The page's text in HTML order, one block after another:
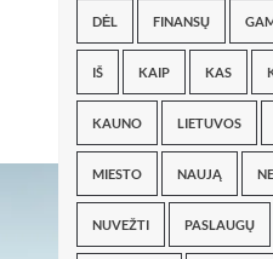
DĖL FINANSŲ
IŠ KAIP KAS
KAUNO LIETUVOS
MIESTO NAUJĄ
NUVEŽTI PASLAUGŲ